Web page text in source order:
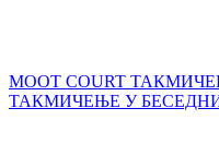
MOOT COURT
ТАКМИЧЕЊЕ У